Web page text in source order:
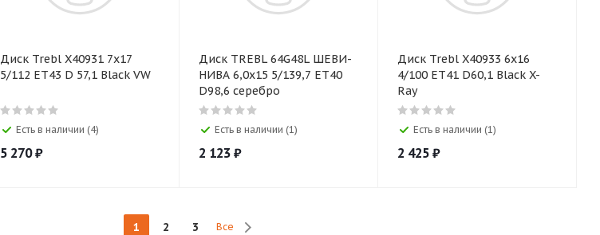
Диск Trebl X40931 7x17
5/112 ET43 D 57,1 Black VW
Есть в наличии (4)
5 270₽
Диск TREBL 64G48L ШЕВИ-
НИВА 6,0х15 5/139,7 ET40
D98,6 серебро
Есть в наличии (1)
2 123 ₽
Диск Trebl X40933 6х16
4/100 ET41 D60,1 Black X-
Ray
Есть в наличии (1)
2 425 ₽
1 2 3 Все